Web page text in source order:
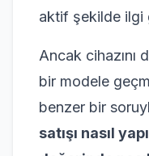
aktif şekilde ilgi
Ancak cihazını
bir modele
benzer bir
satışı nasıl